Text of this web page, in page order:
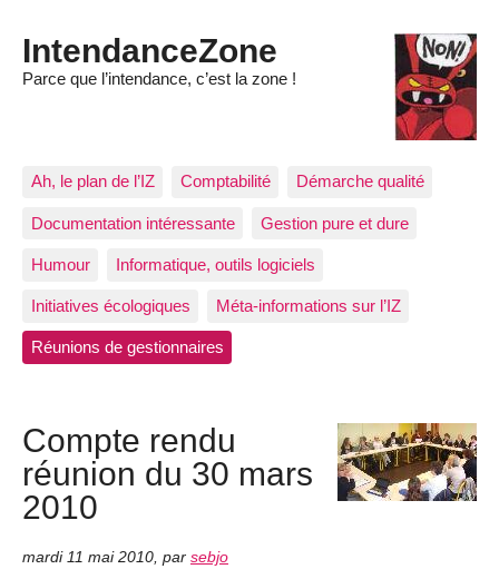
IntendanceZone
Parce que l’intendance, c’est la zone !
Ah, le plan de l’IZ Comptabilité Démarche qualité
Documentation intéressante Gestion pure et dure
Humour Informatique, outils logiciels
Initiatives écologiques Méta-informations sur l’IZ
Réunions de gestionnaires
Compte rendu
réunion du 30 mars
2010
mardi 11 mai 2010 par sebjo